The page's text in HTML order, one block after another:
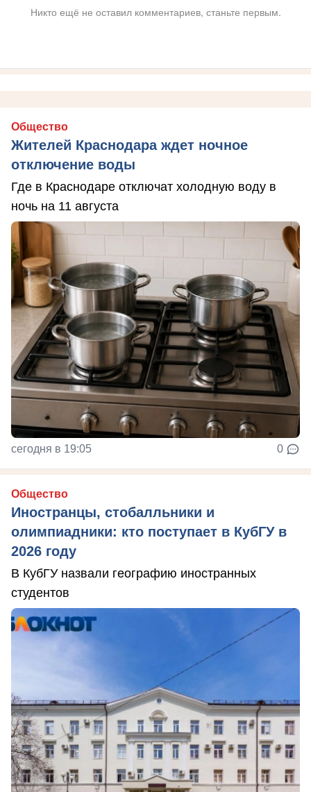
Никто ещё не оставил комментариев, станьте первым.
Общество
Жителей Краснодара ждет ночное
отключение воды
Где в Краснодаре отключат холодную воду в
ночь на 11 августа
сегодня в 19:05 0
Общество
Иностранцы, стобалльники и
олимпиадники: кто поступает в КубГУ в
2026 году
В КубГУ назвали географию иностранных
студентов